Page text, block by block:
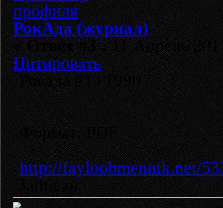
РокАда (журнал)
«Ответ #3 :11 Апрель
Цитировать
Рокада #1 | 1990
Формат: PDF
http://fayloobmennik.net/
Записан